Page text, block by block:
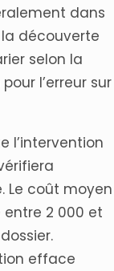
dans
découverte
selon la
l’erreur sur
l’intervention
Le coût moyen
entre 2 000 et
efface